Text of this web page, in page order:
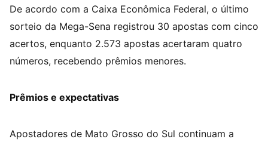
De acordo com a Caixa Econômica Federal, o último
sorteio da Mega-Sena registrou 30 apostas com cinco
acertos, enquanto 2.573 apostas acertaram quatro
números, recebendo prêmios menores.
Prêmios e expectativas
Apostadores de Mato Grosso do Sul continuam a